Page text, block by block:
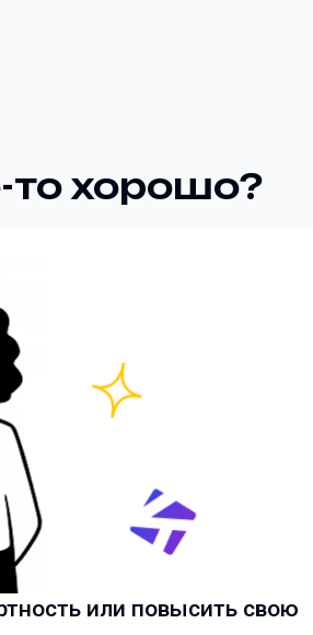
то хорошо?
или повысить свою